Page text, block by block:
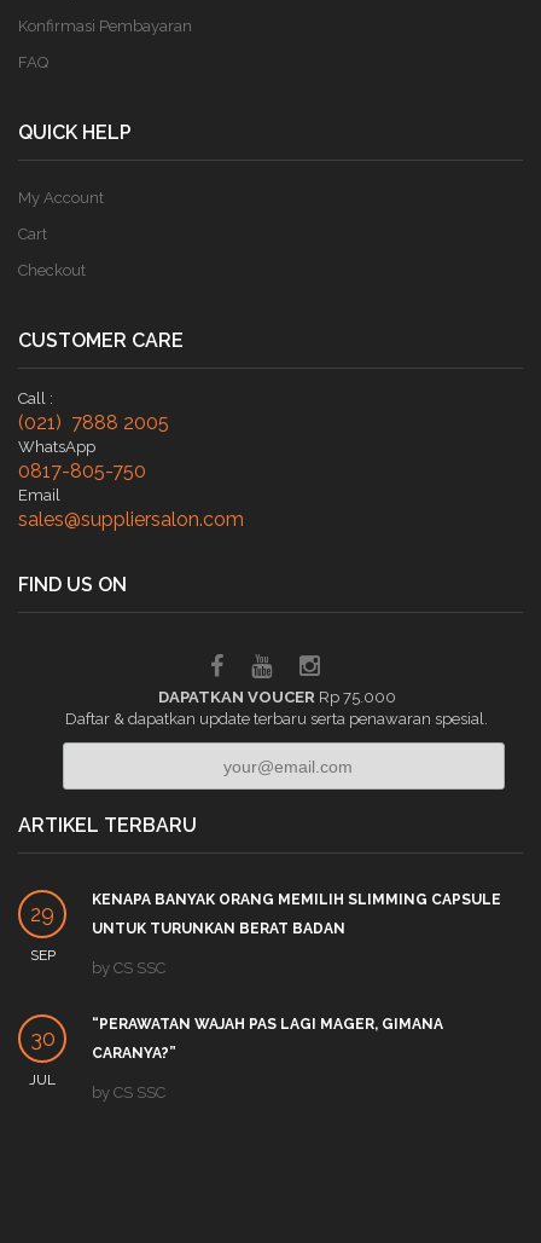
Konfirmasi Pembayaran
FAQ
QUICK HELP
My Account
Cart
Checkout
CUSTOMER CARE
Call :
(021) 7888 2005
WhatsApp
0817-805-750
Email
sales@suppliersalon.com
FIND US ON
DAPATKAN VOUCER Rp 75.000
Daftar & dapatkan update terbaru serta penawaran spesial.
ARTIKEL TERBARU
29
SEP
KENAPA BANYAK ORANG MEMILIH SLIMMING CAPSULE
UNTUK TURUNKAN BERAT BADAN
by CS SSC
30
JUL
“PERAWATAN WAJAH PAS LAGI MAGER, GIMANA
CARANYA?”
by CS SSC